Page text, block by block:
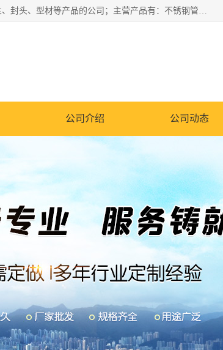
山东华钰金属材料有限公司是一家经营各种不锈钢管材、板材、圆钢、法兰、封头、型材等产品的公司；主营产品有：不锈钢管，激光切割，管件标准件，不锈钢圆钢，不锈钢人孔，不锈钢亮管，不锈钢角钢，不锈钢加工，不锈钢管子，不锈钢工业方管，不锈钢封头，不锈钢法兰，不锈钢阀门，不锈钢槽钢，不锈钢扁钢，不锈钢板等；可为客户制作各种规格的型材及不锈钢配件、非标准件及各种容器具等，能满足客户的不同采购要求。
公司介绍 公司动态